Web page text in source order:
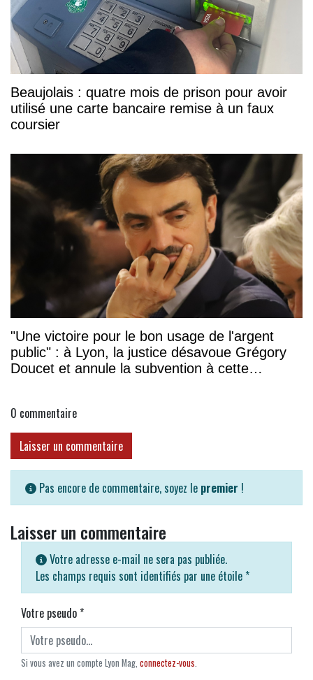
Beaujolais : quatre mois de prison pour avoir
utilisé une carte bancaire remise à un faux
coursier
"Une victoire pour le bon usage de l'argent
public" : à Lyon, la justice désavoue Grégory
Doucet et annule la subvention à cette
0 commentaire
Laisser un commentaire
Pas encore de commentaire, soyez le premier !
Laisser un commentaire
Votre adresse e-mail ne sera pas publiée.
Les champs requis sont identifiés par une étoile *
Votre pseudo*
Si vous avez un compte Lyon Mag, connectez-vous.